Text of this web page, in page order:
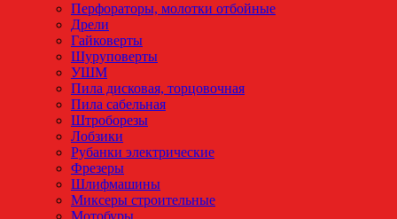
Перфораторы, молотки отбойные
Дрели
Гайковерты
Шуруповерты
УШМ
Пила дисковая, торцовочная
Пила сабельная
Штроборезы
Лобзики
Рубанки электрические
Фрезеры
Шлифмашины
Миксеры строительные
Мотобуры